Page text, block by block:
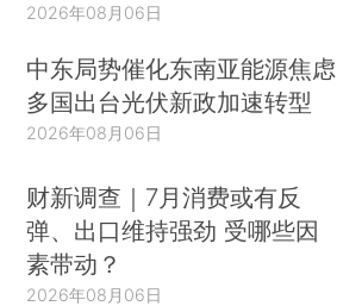
2026年08月06日
中东局势催化东南亚能源焦虑
多国出台光伏新政加速转型
2026年08月06日
财新调查｜7月消费或有反
弹、出口维持强劲 受哪些因
素带动？
2026年08月06日